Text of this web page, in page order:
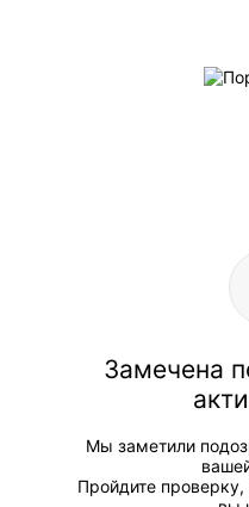
Замечена
Мы заметили
Пройдите